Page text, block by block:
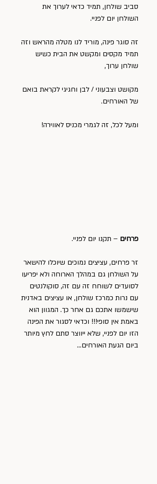
סביב שולחן, תמיד כדאי לערוך את
השולחן יום לפניי.
זה סוגר פינה, מוריד לנו מטלה מהראש וזה
תמיד מקסים ומקשט את הבית כשיש
שולחן ערוך,
מקושט וצבעוני / לבן וחגיגי לקראת בואם
של האורחים.
ומעל לכל, זה לגמרי מכניס לאווירה!
פרחים – תקנו יום לפניי.
זר פרחים, עציצים נמוכים שיוכלו להישאר
על השולחן גם במהלך הארוחה ולא יפריעו
לסועדים לשוחח זה עם זה, סוקולנטים
עם נרות כמרכז שולחן, או עציצים באדנית
שישמשו אתכם גם אחר כך. המגוון הוא
באמת אין סופי!!! וכדאי לסגור את הפינה
הזו יום לפניי, שלא ייווצר סתם לחץ מיותר
ביום הגעת האורחים…